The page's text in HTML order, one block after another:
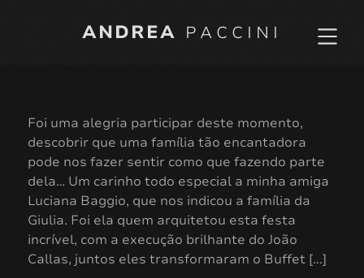
ANDREA PACCINI
Foi uma alegria participar deste momento,
descobrir que uma família tão encantadora
pode nos fazer sentir como que fazendo parte
dela… Um carinho todo especial a minha amiga
Luciana Baggio, que nos indicou a família da
Giulia. Foi ela quem arquitetou esta festa
incrível, com a execução brilhante do João
Callas, juntos eles transformaram o Buffet [...]